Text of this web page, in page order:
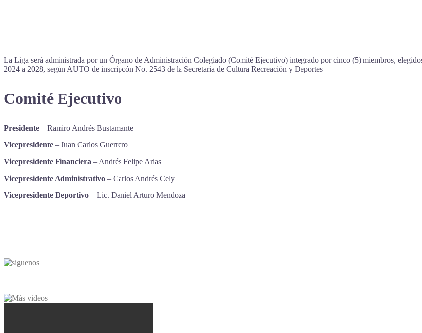
La Liga será administrada por un Órgano de Administración Colegiado (Comité Ejecutivo) integrado por cinco (5) miembros,
2024 a 2028, según AUTO de inscripcón No. 2543 de la Secretaria de Cultura Recreación y Deportes
Comité Ejecutivo
Presidente – Ramiro Andrés Bustamante
Vicepresidente – Juan Carlos Guerrero
Vicepresidente Financiera – Andrés Felipe Arias
Vicepresidente Administrativo – Carlos Andrés Cely
Vicepresidente Deportivo – Lic. Daniel Arturo Mendoza